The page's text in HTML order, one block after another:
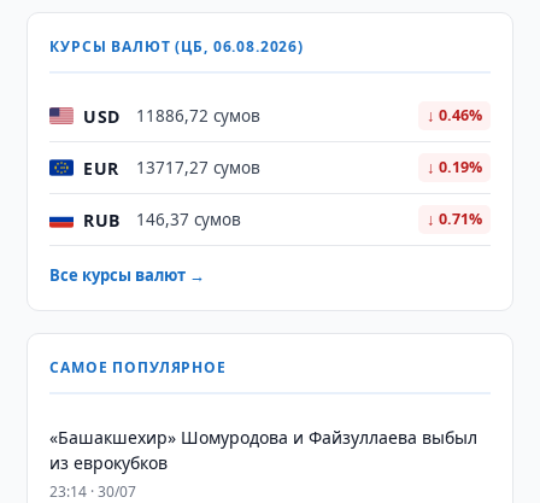
КУРСЫ ВАЛЮТ (ЦБ, 06.08.2026)
USD 11886,72 сумов ↓ 0.46%
EUR 13717,27 сумов ↓ 0.19%
RUB 146,37 сумов ↓ 0.71%
Все курсы валют →
САМОЕ ПОПУЛЯРНОЕ
«Башакшехир» Шомуродова и Файзуллаева выбыл
из еврокубков
23:14 · 30/07